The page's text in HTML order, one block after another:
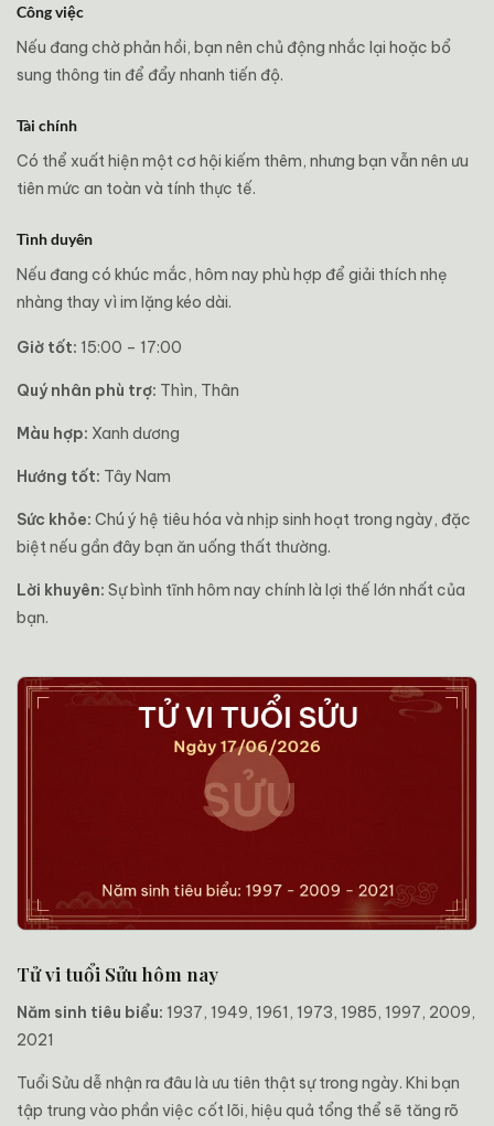
Công việc
Nếu đang chờ phản hồi, bạn nên chủ động nhắc lại hoặc bổ
sung thông tin để đẩy nhanh tiến độ.
Tài chính
Có thể xuất hiện một cơ hội kiếm thêm, nhưng bạn vẫn nên ưu
tiên mức an toàn và tính thực tế.
Tình duyên
Nếu đang có khúc mắc, hôm nay phù hợp để giải thích nhẹ
nhàng thay vì im lặng kéo dài.
Giờ tốt: 15:00 – 17:00
Quý nhân phù trợ: Thìn, Thân
Màu hợp: Xanh dương
Hướng tốt: Tây Nam
Sức khỏe: Chú ý hệ tiêu hóa và nhịp sinh hoạt trong ngày, đặc
biệt nếu gần đây bạn ăn uống thất thường.
Lời khuyên: Sự bình tĩnh hôm nay chính là lợi thế lớn nhất của
bạn.
Tử vi tuổi Sửu hôm nay
Năm sinh tiêu biểu: 1937, 1949, 1961, 1973, 1985, 1997, 2009,
2021
Tuổi Sửu dễ nhận ra đâu là ưu tiên thật sự trong ngày. Khi bạn
tập trung vào phần việc cốt lõi, hiệu quả tổng thể sẽ tăng rõ